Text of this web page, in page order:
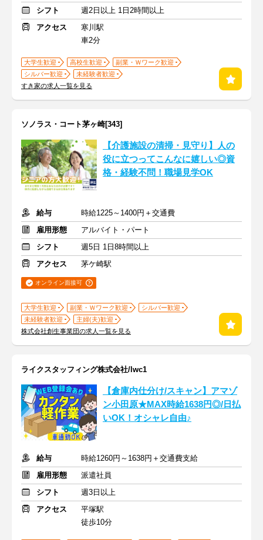
シフト
週2日以上 1日2時間以上
アクセス
寒川駅
車2分
大学生歓迎 高校生歓迎
副業・Ｗワーク歓迎
シルバー歓迎
未経験者歓迎
すき家の求人一覧を見る
ソノラス・コート茅ヶ崎[343]
【介護施設の清掃・見守り】人の
役に立つってこんなに嬉しい◎資
格・経験不問！職場見学OK
給与
時給1225～1400円＋交通費
雇用形態
アルバイト・パート
シフト
週5日 1日8時間以上
アクセス
茅ケ崎駅
オンライン面接可
大学生歓迎 副業・Ｗワーク歓迎
シルバー歓迎
未経験者歓迎
主婦(夫)歓迎
株式会社創生事業団の求人一覧を見る
ライクスタッフィング株式会社/lwc1
【倉庫内仕分け/スキャン】アマゾ
ン小田原★MAX時給1638円◎/日払
いOK！オシャレ自由♪
給与
時給1260円～1638円＋交通費支給
雇用形態
派遣社員
シフト
週3日以上
アクセス
平塚駅
徒歩10分